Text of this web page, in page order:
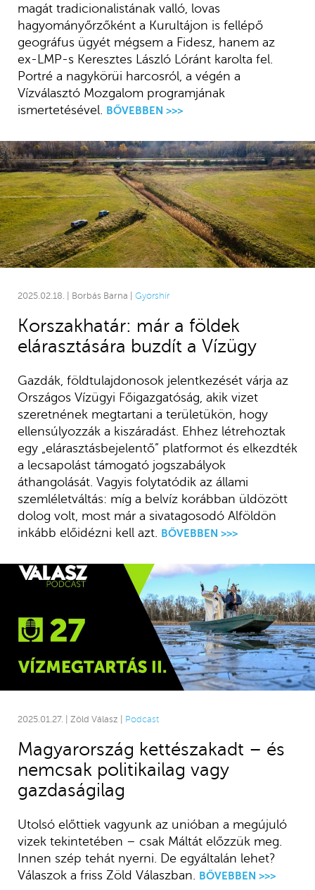
magát tradicionalistának valló, lovas
hagyományőrzőként a Kurultájon is fellépő
geográfus ügyét mégsem a Fidesz, hanem az
ex-LMP-s Keresztes László Lóránt karolta fel.
Portré a nagykörüi harcosról, a végén a
Vízválasztó Mozgalom programjának
ismertetésével.
BŐVEBBEN >>>
2025.02.18. | Borbás Barna | Gyorshír
Korszakhatár: már a földek
elárasztására buzdít a Vízügy
Gazdák, földtulajdonosok jelentkezését várja az
Országos Vízügyi Főigazgatóság, akik vizet
szeretnének megtartani a területükön, hogy
ellensúlyozzák a kiszáradást. Ehhez létrehoztak
egy „elárasztásbejelentő” platformot és elkezdték
a lecsapolást támogató jogszabályok
áthangolását. Vagyis folytatódik az állami
szemléletváltás: míg a belvíz korábban üldözött
dolog volt, most már a sivatagosodó Alföldön
inkább előidézni kell azt. BŐVEBBEN >>>
2025.01.27. | Zöld Válasz | Podcast
Magyarország kettészakadt – és
nemcsak politikailag vagy
gazdaságilag
Utolsó előttiek vagyunk az unióban a megújuló
vizek tekintetében – csak Máltát előzzük meg.
Innen szép tehát nyerni. De egyáltalán lehet?
Válaszok a friss Zöld Válaszban. BŐVEBBEN >>>